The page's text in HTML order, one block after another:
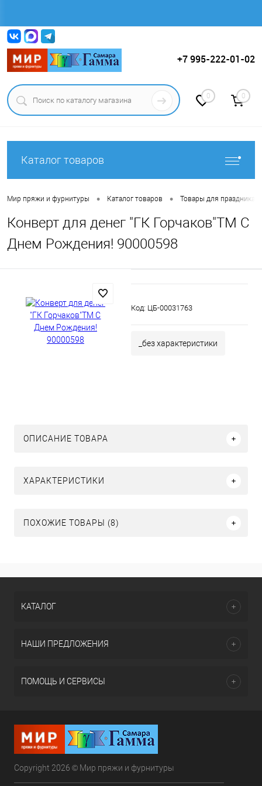
+7 995-222-01-02
0 0
Каталог товаров
Мир пряжи и фурнитуры • Каталог товаров • Товары для праздника.
Конверт для денег "ГК Горчаков"ТМ С
Днем Рождения! 90000598
Код: ЦБ-00031763
_без характеристики
ОПИСАНИЕ ТОВАРА
ХАРАКТЕРИСТИКИ
ПОХОЖИЕ ТОВАРЫ (8)
КАТАЛОГ
НАШИ ПРЕДЛОЖЕНИЯ
ПОМОЩЬ И СЕРВИСЫ
Copyright 2026 © Мир пряжи и фурнитуры